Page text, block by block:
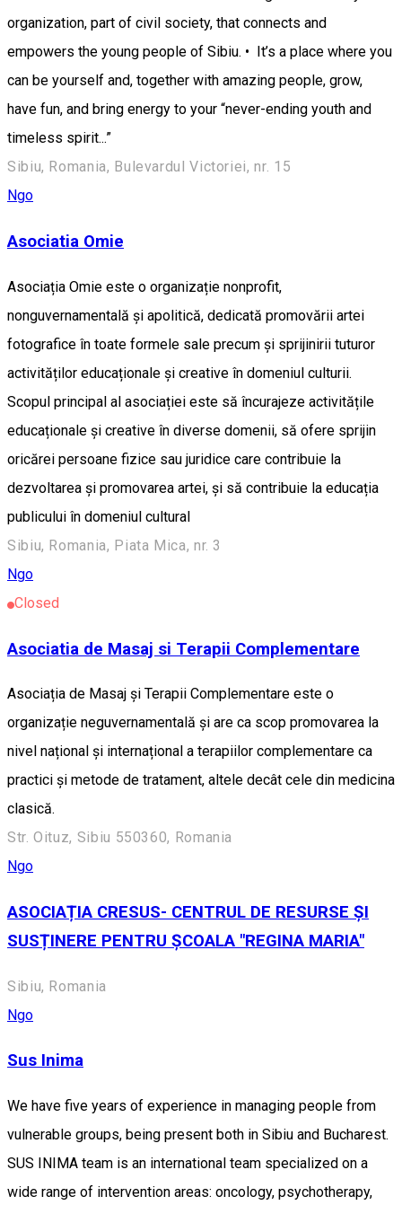
organization, part of civil society, that connects and
empowers the young people of Sibiu. • It’s a place where you
can be yourself and, together with amazing people, grow,
have fun, and bring energy to your “never-ending youth and
timeless spirit...”
Sibiu, Romania, Bulevardul Victoriei, nr. 15
Ngo
Asociatia Omie
Asociația Omie este o organizație nonprofit,
nonguvernamentală și apolitică, dedicată promovării artei
fotografice în toate formele sale precum și sprijinirii tuturor
activităților educaționale și creative în domeniul culturii.
Scopul principal al asociației este să încurajeze activitățile
educaționale și creative în diverse domenii, să ofere sprijin
oricărei persoane fizice sau juridice care contribuie la
dezvoltarea și promovarea artei, și să contribuie la educația
publicului în domeniul cultural
Sibiu, Romania, Piata Mica, nr. 3
Ngo
Closed
Asociatia de Masaj si Terapii Complementare
Asociația de Masaj și Terapii Complementare este o
organizație neguvernamentală și are ca scop promovarea la
nivel național și internațional a terapiilor complementare ca
practici și metode de tratament, altele decât cele din medicina
clasică.
Str. Oituz, Sibiu 550360, Romania
Ngo
ASOCIAȚIA CRESUS- CENTRUL DE RESURSE ȘI
SUSȚINERE PENTRU ȘCOALA "REGINA MARIA"
Sibiu, Romania
Ngo
Sus Inima
We have five years of experience in managing people from
vulnerable groups, being present both in Sibiu and Bucharest.
SUS INIMA team is an international team specialized on a
wide range of intervention areas: oncology, psychotherapy,